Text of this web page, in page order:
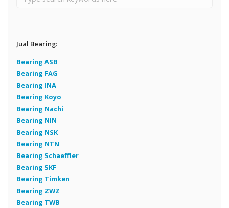
Jual Bearing:
Bearing ASB
Bearing FAG
Bearing INA
Bearing Koyo
Bearing Nachi
Bearing NIN
Bearing NSK
Bearing NTN
Bearing Schaeffler
Bearing SKF
Bearing Timken
Bearing ZWZ
Bearing TWB